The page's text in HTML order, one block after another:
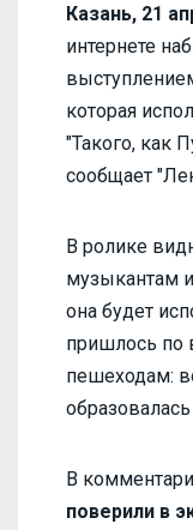
Казань, 21
интернете
которая
"Такого, как
сообщает
В ролике
музыкантам
она будет
пришлось по
пешеходам:
образовалась
В
поверили в